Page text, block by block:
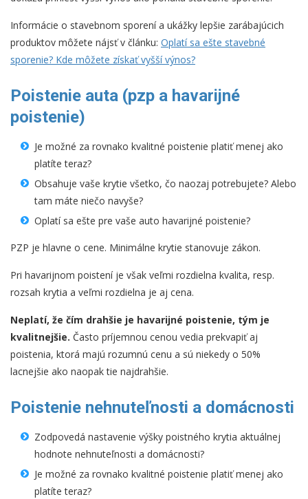
Informácie o stavebnom sporení a ukážky lepšie zarábajúcich
produktov môžete nájsť v článku: Oplatí sa ešte stavebné
sporenie? Kde môžete získať vyšší výnos?
Poistenie auta (pzp a havarijné
poistenie)
Je možné za rovnako kvalitné poistenie platiť menej ako
platíte teraz?
Obsahuje vaše krytie všetko, čo naozaj potrebujete? Alebo
tam máte niečo navyše?
Oplatí sa ešte pre vaše auto havarijné poistenie?
PZP je hlavne o cene. Minimálne krytie stanovuje zákon.
Pri havarijnom poistení je však veľmi rozdielna kvalita, resp.
rozsah krytia a veľmi rozdielna je aj cena.
Neplatí, že čím drahšie je havarijné poistenie, tým je
kvalitnejšie. Často príjemnou cenou vedia prekvapiť aj
poistenia, ktorá majú rozumnú cenu a sú niekedy o 50%
lacnejšie ako naopak tie najdrahšie.
Poistenie nehnuteľnosti a domácnosti
Zodpovedá nastavenie výšky poistného krytia aktuálnej
hodnote nehnuteľnosti a domácnosti?
Je možné za rovnako kvalitné poistenie platiť menej ako
platíte teraz?